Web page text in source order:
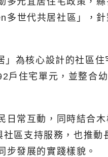
世代共居社區」，
為核心設計的社區
住宅單元，並整合
常互動，同時結合
支持服務，也推動
步發展的實踐樣貌。